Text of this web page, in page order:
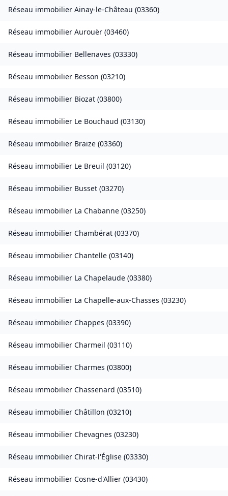
Réseau immobilier Ainay-le-Château (03360)
Réseau immobilier Aurouër (03460)
Réseau immobilier Bellenaves (03330)
Réseau immobilier Besson (03210)
Réseau immobilier Biozat (03800)
Réseau immobilier Le Bouchaud (03130)
Réseau immobilier Braize (03360)
Réseau immobilier Le Breuil (03120)
Réseau immobilier Busset (03270)
Réseau immobilier La Chabanne (03250)
Réseau immobilier Chambérat (03370)
Réseau immobilier Chantelle (03140)
Réseau immobilier La Chapelaude (03380)
Réseau immobilier La Chapelle-aux-Chasses (03230)
Réseau immobilier Chappes (03390)
Réseau immobilier Charmeil (03110)
Réseau immobilier Charmes (03800)
Réseau immobilier Chassenard (03510)
Réseau immobilier Châtillon (03210)
Réseau immobilier Chevagnes (03230)
Réseau immobilier Chirat-l'Église (03330)
Réseau immobilier Cosne-d'Allier (03430)